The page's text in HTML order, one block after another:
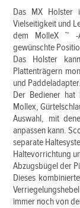
Das MX Holster
Vielseitigkeit und
dem MolleX ™ -
gewünschte
Das Holster
Plattenträgern
und Paddeladapter.
Der Bediener
Mollex,
Auswahl, mit
anpassen kann.
separate
Haltevorrichtung
Abzugsbügel der
Dieses
immer noch von